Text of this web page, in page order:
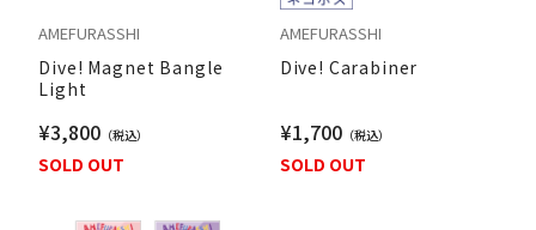
SOLD OUT
AMEFURASSHI
Dive! Magnet Bangle
Light
¥3,800
SOLD OUT
AMEFURASSHI
Dive! Carabiner
¥1,700